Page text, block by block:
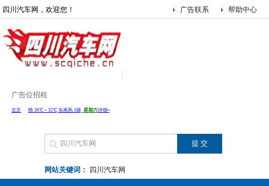
四川汽车网，欢迎您！ 帮助中心
广告联系
广告位招租
网站关键词： 四川汽车网